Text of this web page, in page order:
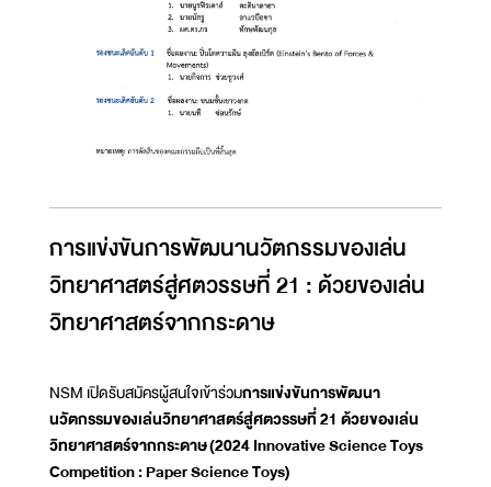
การแข่งขันการพัฒนานวัตกรรมของเล่น
วิทยาศาสตร์สู่ศตวรรษที่ 21 : ด้วยของเล่น
วิทยาศาสตร์จากกระดาษ
NSM เปิดรับสมัครผู้สนใจเข้าร่วมการแข่งขันการพัฒนา
นวัตกรรมของเล่นวิทยาศาสตร์สู่ศตวรรษที่ 21 ด้วยของเล่น
วิทยาศาสตร์จากกระดาษ(2024 Innovative Science Toys
Competition : Paper Science Toys)